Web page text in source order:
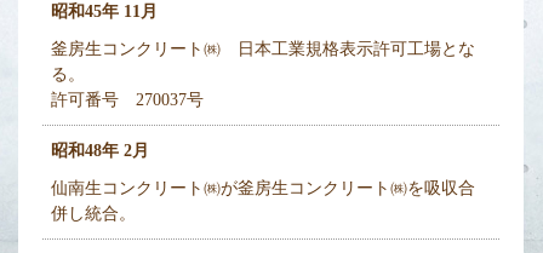
昭和45年 11月
釜房生コンクリート㈱ 日本工業規格表示許可工場とな
る。
許可番号 270037号
昭和48年 2月
仙南生コンクリート㈱が釜房生コンクリート㈱を吸収合
併し統合。